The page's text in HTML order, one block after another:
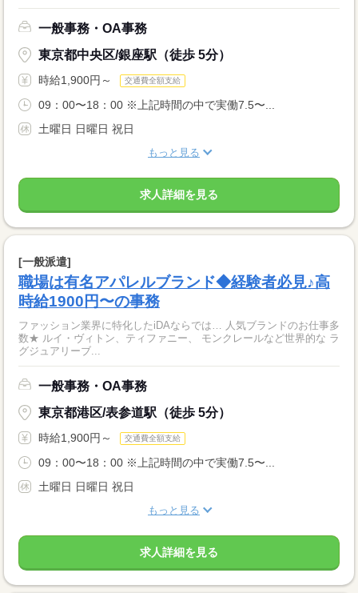
一般事務・OA事務
東京都中央区/銀座駅（徒歩 5分）
時給1,900円～ 交通費全額支給
09：00〜18：00 ※上記時間の中で実働7.5〜...
土曜日 日曜日 祝日
もっと見る
求人詳細を見る
[一般派遣]
職場は有名アパレルブランド◆経験者必見♪高
時給1900円〜の事務
ファッション業界に特化したiDAならでは… 人気ブランドのお仕事多
数★ ルイ・ヴィトン、ティファニー、 モンクレールなど世界的な ラ
グジュアリーブ...
一般事務・OA事務
東京都港区/表参道駅（徒歩 5分）
時給1,900円～ 交通費全額支給
09：00〜18：00 ※上記時間の中で実働7.5〜...
土曜日 日曜日 祝日
もっと見る
求人詳細を見る